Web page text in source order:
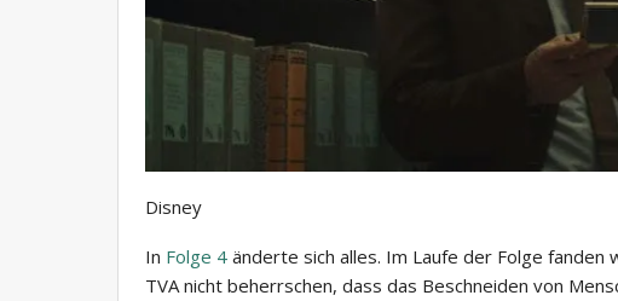
Disney
In Folge 4 änderte sich alles. Im Laufe der Folge fanden
TVA nicht beherrschen, dass das Beschneiden von